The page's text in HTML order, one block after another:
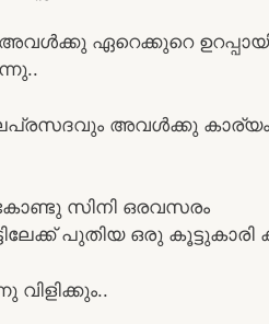
ഏറെക്കുറെ
അവൾക്കു
സിനി ഒരവസരം
പുതിയ ഒരു കൂട്ടുകാരി